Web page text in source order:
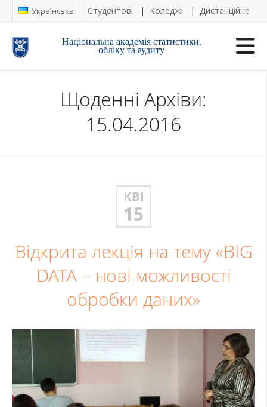
Українська Студентові Коледжі Дистанційне
Національна академія статистики,
обліку та аудиту
Щоденні Архіви:
15.04.2016
КВІ
15
Відкрита лекція на тему «BIG
DATA – нові можливості
обробки даних»